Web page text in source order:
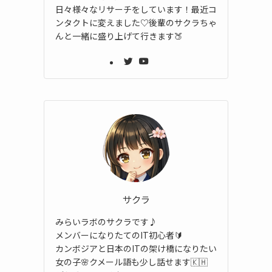
日々様々なリサーチをしています！最近コ
ンタクトに変えました♡後輩のサクラちゃ
んと一緒に盛り上げて行きます🍑
サクラ
みらいラボのサクラです♪
メンバーになりたてのIT初心者🔰
カンボジアと日本のITの架け橋になりたい
女の子🌸クメール語も少し話せます🇰🇭